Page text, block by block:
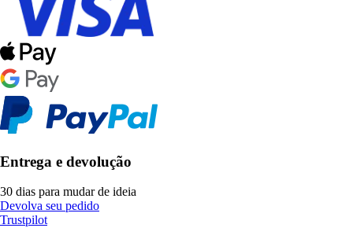
Entrega e devolução
30 dias para mudar de ideia
Devolva seu pedido
Trustpilot